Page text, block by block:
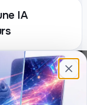
IA